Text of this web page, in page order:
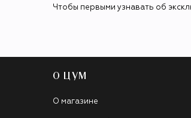
Чтобы первыми узнавать об
О ЦУМ
О магазине